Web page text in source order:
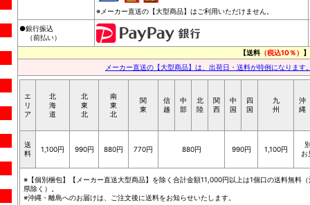
※メーカー直送の【大型商品】はご利用いただけません。
●銀行振込
（前払い）
【送料 （税込10％） 】
メーカー直送の【大型商品】は、出荷日・送料が特例になりま
エ
リ
ア
北
海
道
北
東
北
南
東
北
関
東
信
越
中
部
北
陸
関
西
中
国
四
国
九
州
沖
縄
送
料
1,100円 990円 880円 770円 880円 990円 1,100円
お
※【個別梱包】【メーカー直送大型商品】を除く合計金額11,000円以上は1個口の送料無料（
県除く）。
※沖縄・離島へのお届けは、ご注文後に送料をお知らせいたします。